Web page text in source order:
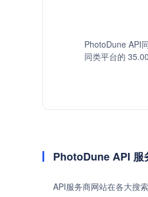
PhotoDune API
同类平台的
PhotoDune API 服
API服务商网站在各大搜